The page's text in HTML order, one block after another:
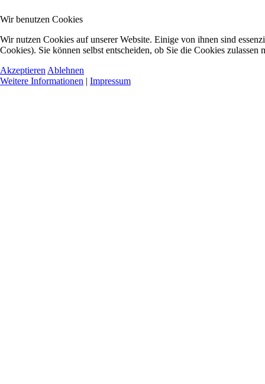
Wir benutzen Cookies
Wir nutzen Cookies auf unserer Website. Einige von ihnen sind
Cookies). Sie können selbst entscheiden, ob Sie die Cookies
Akzeptieren Ablehnen
Weitere Informationen | Impressum